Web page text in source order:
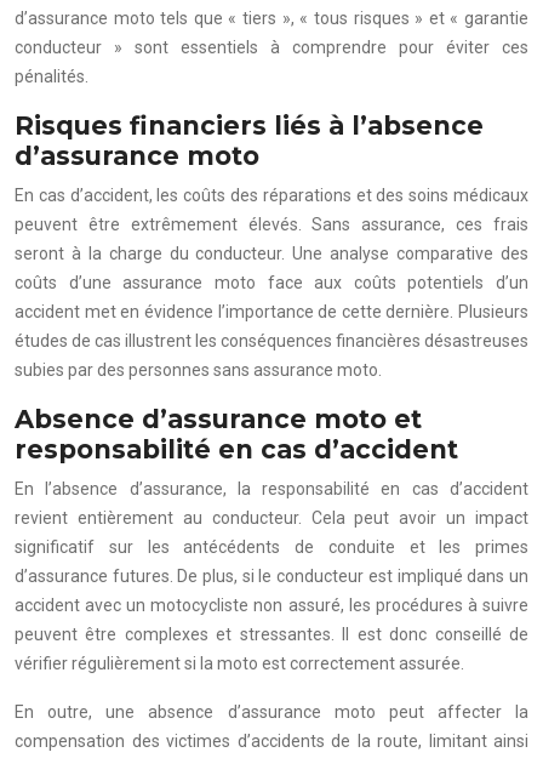
d’assurance moto tels que « tiers », « tous risques » et « garantie
conducteur » sont essentiels à comprendre pour éviter ces
pénalités.
Risques financiers liés à l’absence
d’assurance moto
En cas d’accident, les coûts des réparations et des soins médicaux
peuvent être extrêmement élevés. Sans assurance, ces frais
seront à la charge du conducteur. Une analyse comparative des
coûts d’une assurance moto face aux coûts potentiels d’un
accident met en évidence l’importance de cette dernière. Plusieurs
études de cas illustrent les conséquences financières désastreuses
subies par des personnes sans assurance moto.
Absence d’assurance moto et
responsabilité en cas d’accident
En l’absence d’assurance, la responsabilité en cas d’accident
revient entièrement au conducteur. Cela peut avoir un impact
significatif sur les antécédents de conduite et les primes
d’assurance futures. De plus, si le conducteur est impliqué dans un
accident avec un motocycliste non assuré, les procédures à suivre
peuvent être complexes et stressantes. Il est donc conseillé de
vérifier régulièrement si la moto est correctement assurée.
En outre, une absence d’assurance moto peut affecter la
compensation des victimes d’accidents de la route, limitant ainsi